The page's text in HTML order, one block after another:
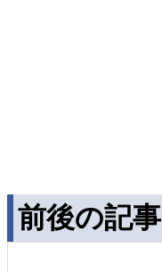
前後の記事